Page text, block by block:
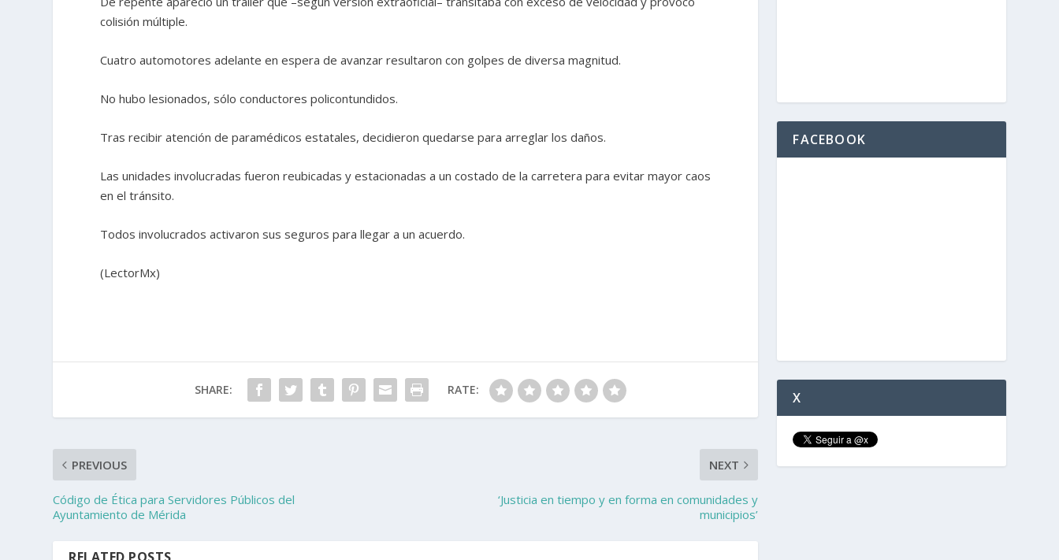
colisión múltiple.
Cuatro automotores adelante en espera de avanzar resultaron con golpes de diversa magnitud.
No hubo lesionados, sólo conductores policontundidos.
Tras recibir atención de paramédicos estatales, decidieron quedarse para arreglar los daños.
Las unidades involucradas fueron reubicadas y estacionadas a un costado de la carretera para evitar mayor caos
en el tránsito.
Todos involucrados activaron sus seguros para llegar a un acuerdo.
(LectorMx)
SHARE: RATE:
PREVIOUS
Código de Ética para Servidores Públicos del
Ayuntamiento de Mérida
NEXT
‘Justicia en tiempo y en forma en comunidades y
municipios’
RELATED POSTS
FACEBOOK
X